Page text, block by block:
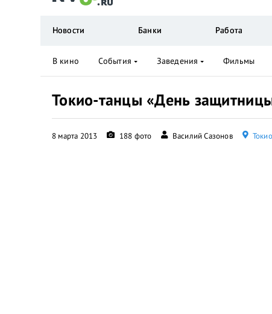
Токио-танцы «День
8 марта 2013 188 фото Василий Сазонов
Новости Банки Работа
В кино События Заведения Фильмы